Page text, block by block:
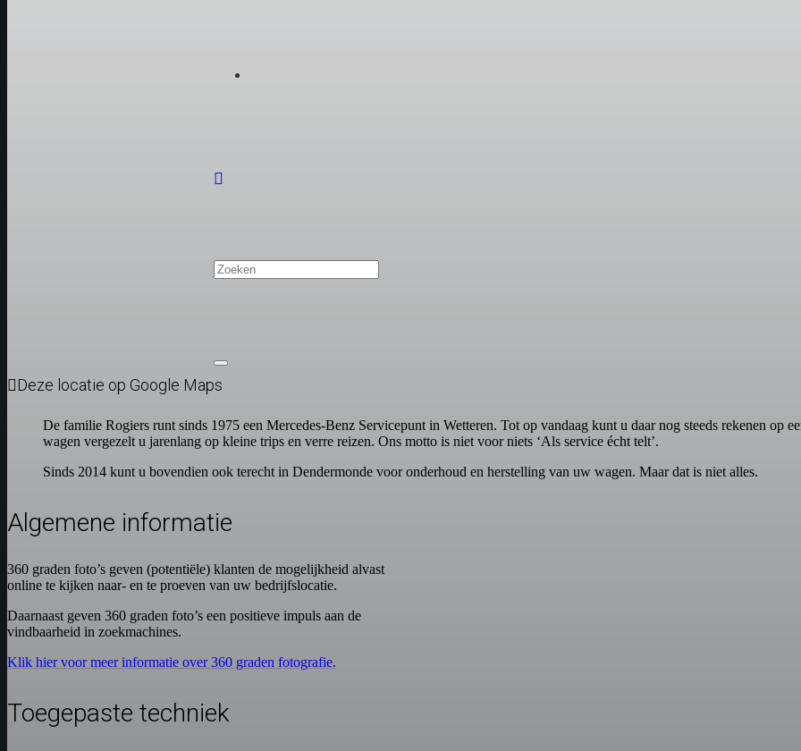
Deze locatie op Google Maps
De familie Rogiers runt sinds 1975 een Mercedes-Benz Servicepunt in Wetteren. Tot op vandaag kunt u daar nog steeds rekenen op
wagen vergezelt u jarenlang op kleine trips en verre reizen. Ons motto is niet voor niets ‘Als service écht telt’.
Sinds 2014 kunt u bovendien ook terecht in Dendermonde voor onderhoud en herstelling van uw wagen. Maar dat is niet alles.
Algemene informatie
360 graden foto’s geven (potentiële) klanten de mogelijkheid alvast
online te kijken naar- en te proeven van uw bedrijfslocatie.
Daarnaast geven 360 graden foto’s een positieve impuls aan de
vindbaarheid in zoekmachines.
Klik hier voor meer informatie over 360 graden fotografie.
Toegepaste techniek